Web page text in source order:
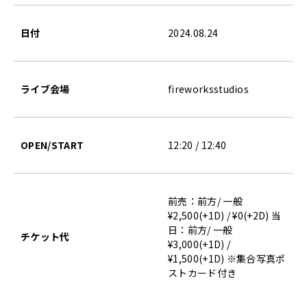
日付 2024.08.24
ライブ会場 fireworksstudios
OPEN/START 12:20 / 12:40
チケット代
前売：前方/ 一般
¥2,500(+1D) / ¥0(+2D) 当
日：前方/ 一般
¥3,000(+1D) /
¥1,500(+1D) ※集合写真ポ
ストカード付き